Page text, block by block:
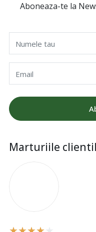
Aboneaza-te la
Numele tau
Email
Marturiile